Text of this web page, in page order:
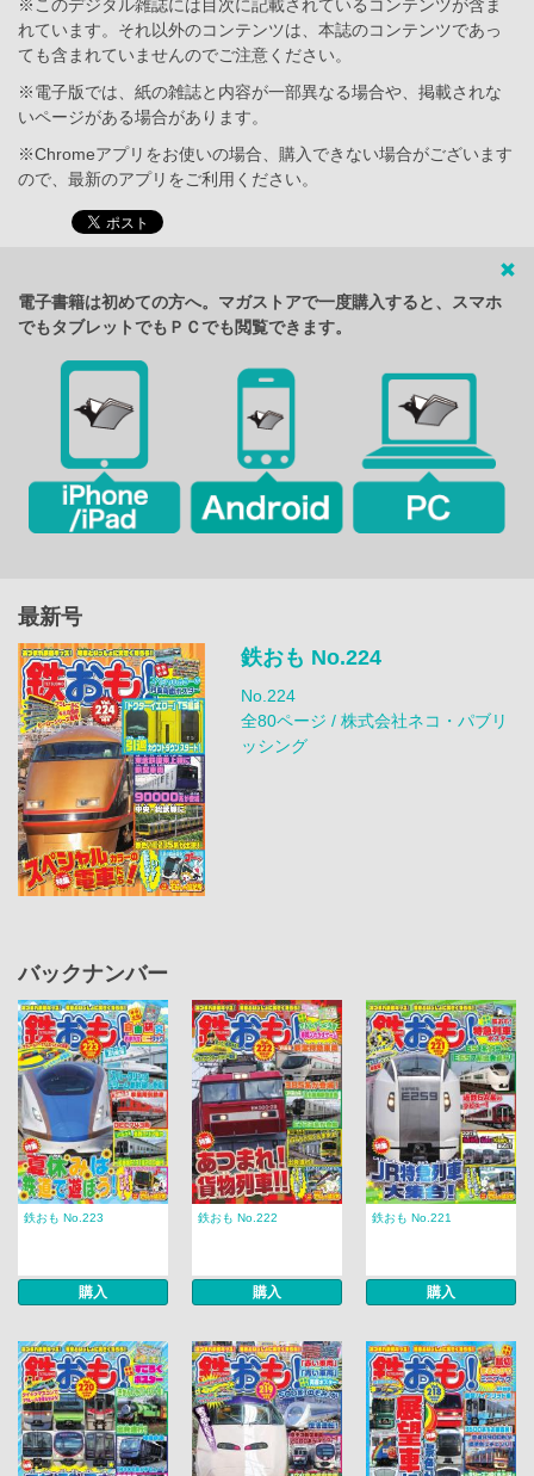
※このデジタル雑誌には目次に記載されているコンテンツが含ま
れています。それ以外のコンテンツは、本誌のコンテンツであっ
ても含まれていませんのでご注意ください。
※電子版では、紙の雑誌と内容が一部異なる場合や、掲載されな
いページがある場合があります。
※Chromeアプリをお使いの場合、購入できない場合がございます
ので、最新のアプリをご利用ください。
電子書籍は初めての方へ。マガストアで一度購入すると、スマホ
でもタブレットでもＰＣでも閲覧できます。
最新号
鉄おも No.224
No.224
全80ページ / 株式会社ネコ・パブリ
ッシング
バックナンバー
鉄おも No.223
購入
鉄おも No.222
購入
鉄おも No.221
購入